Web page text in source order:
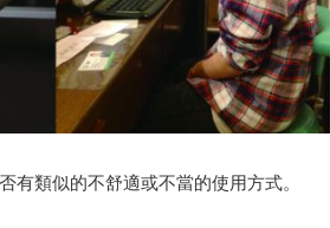
有類似的不舒適或不當的使用方式。